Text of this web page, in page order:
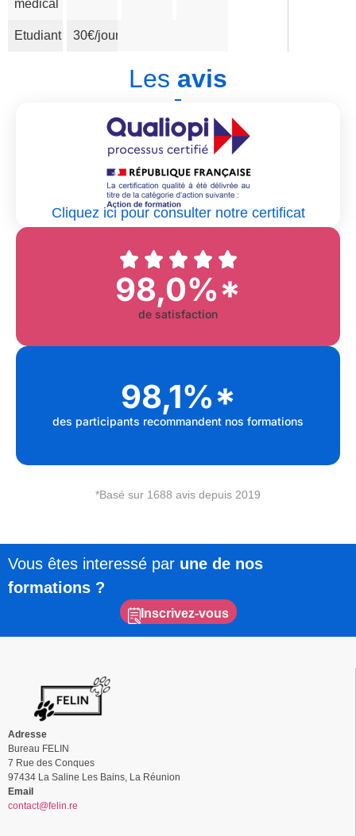
médical
Etudiant 30€/jour
Les avis
Cliquez ici pour consulter notre certificat
98,0%*
de satisfaction
98,1%*
des participants recommandent nos formations
*Basé sur 1688 avis depuis 2019
Vous êtes interessé par une de nos
formations ?
Inscrivez-vous
Adresse
Bureau FELIN
7 Rue des Conques
97434 La Saline Les Bains, La Réunion
Email
contact@felin.re